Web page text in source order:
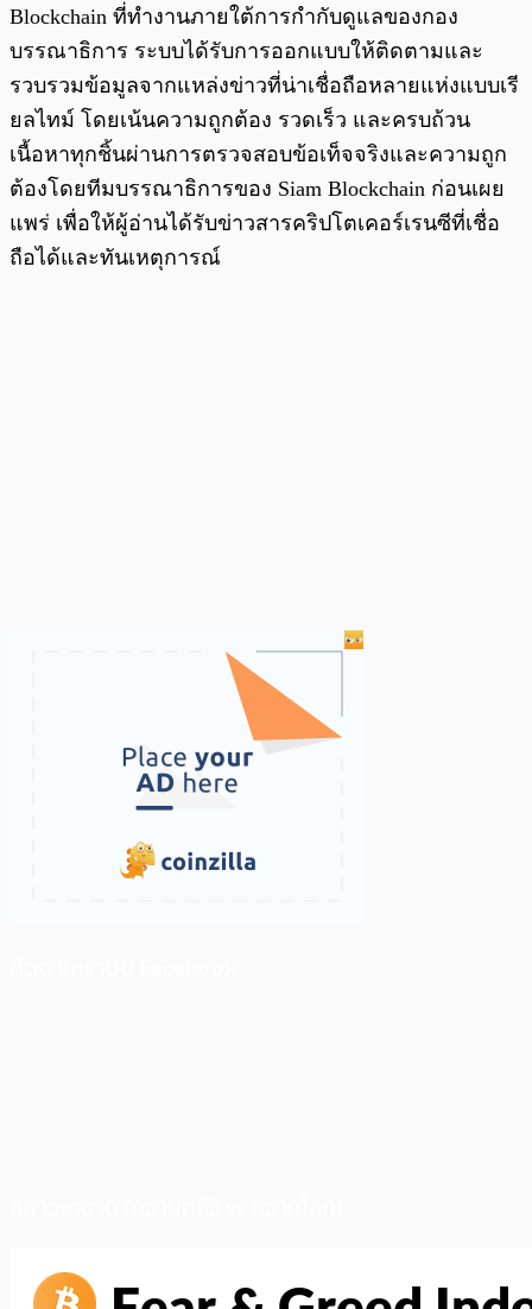
Blockchain ที่ทำงานภายใต้การกำกับดูแลของกอง
บรรณาธิการ ระบบได้รับการออกแบบให้ติดตามและ
รวบรวมข้อมูลจากแหล่งข่าวที่น่าเชื่อถือหลายแห่งแบบเรี
ยลไทม์ โดยเน้นความถูกต้อง รวดเร็ว และครบถ้วน
เนื้อหาทุกชิ้นผ่านการตรวจสอบข้อเท็จจริงและความถูก
ต้องโดยทีมบรรณาธิการของ Siam Blockchain ก่อนเผย
แพร่ เพื่อให้ผู้อ่านได้รับข่าวสารคริปโตเคอร์เรนซีที่เชื่อ
ถือได้และทันเหตุการณ์